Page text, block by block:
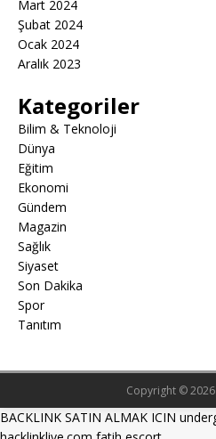
Mart 2024
Şubat 2024
Ocak 2024
Aralık 2023
Kategoriler
Bilim & Teknoloji
Dünya
Eğitim
Ekonomi
Gündem
Magazin
Sağlık
Siyaset
Son Dakika
Spor
Tanıtım
Copyright ©
BACKLINK SATIN ALMAK ICIN